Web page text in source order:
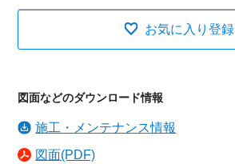
お気に入り登録
図面などのダウンロード情報
施工・メンテナンス情報
図面(PDF)